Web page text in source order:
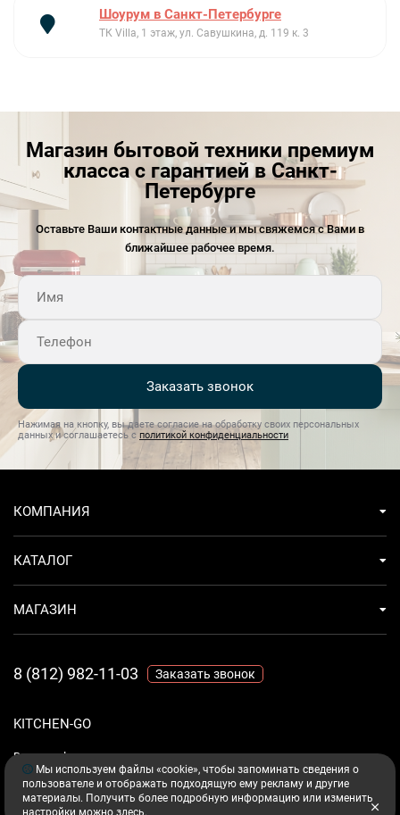
Шоурум в Санкт-Петербурге
ТК Villa, 1 этаж, ул. Савушкина, д. 119 к. 3
Магазин бытовой техники премиум
класса с гарантией в Санкт-
Петербурге
Оставьте Ваши контактные данные и мы свяжемся с Вами в
ближайшее рабочее время.
Заказать звонок
Нажимая на кнопку, вы даете согласие на обработку своих персональных
данных и соглашаетесь с политикой конфиденциальности
KITCHEN-GO
Ваш комфорт - дело техники.
КОМПАНИЯ
КАТАЛОГ
МАГАЗИН
8 (812) 982-11-03 Заказать звонок
Мы используем файлы «cookie», чтобы запоминать сведения о
пользователе и отображать подходящую ему рекламу и другие
материалы. Получить более подробную информацию или изменить
настройки можно здесь.